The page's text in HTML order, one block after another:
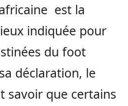
est la
indiquée pour
du foot
déclaration, le
savoir que certains